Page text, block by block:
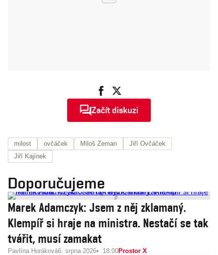
Začít diskuzi
milost ovčáček Miloš Zeman
Jiří Ovčáček
Jiří Kajínek
Doporučujeme
Marek Adamczyk: Jsem z něj zklamaný.
Klempíř si hraje na ministra. Nestačí se tak
tvářit, musí zamakat
Pavlína Horáková6. srpna 2026 18:00Prostor X